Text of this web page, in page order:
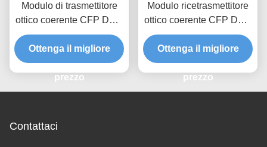
Modulo di trasmettitore
ottico coerente CFP DCO
400G
Ottenga il migliore
prezzo
Modulo ricetrasmettitore
ottico coerente CFP DCO
200G
Ottenga il migliore
prezzo
Contattaci